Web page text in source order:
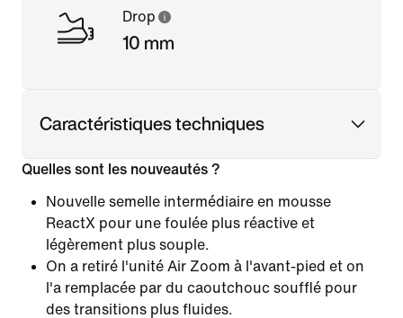
Drop
10 mm
Caractéristiques techniques
Quelles sont les nouveautés ?
Nouvelle semelle intermédiaire en mousse
ReactX pour une foulée plus réactive et
légèrement plus souple.
On a retiré l'unité Air Zoom à l'avant-pied et on
l'a remplacée par du caoutchouc soufflé pour
des transitions plus fluides.